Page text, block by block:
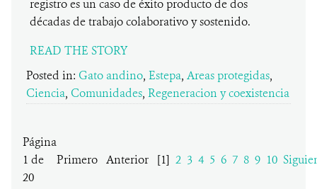
registro es un caso de éxito producto de dos
décadas de trabajo colaborativo y sostenido.
READ THE STORY
Posted in: Gato andino, Estepa, Areas protegidas,
Ciencia, Comunidades, Regeneracion y coexistencia
Página
1 de
20
Primero Anterior [1] 2 3 4 5 6 7 8 9 10